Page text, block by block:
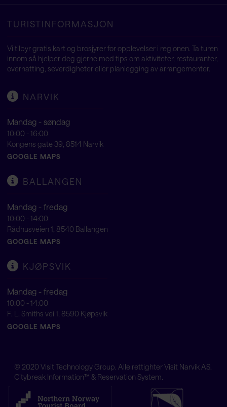
TURISTINFORMASJON
Vi tilbyr gratis kart og brosjyrer for opplevelser i regionen. Ta turen
innom så hjelper deg gjerne med tips om aktiviteter, restauranter,
overnatting, severdigheter eller planlegging av arrangementer.
NARVIK
Mandag - søndag
10:00 - 16:00
Kongens gate 39, 8514 Narvik
GOOGLE MAPS
BALLANGEN
Mandag - fredag
10:00 - 14:00
Rådhusveien 1, 8540 Ballangen
GOOGLE MAPS
KJØPSVIK
Mandag - fredag
10:00 - 14:00
F. L. Smiths vei 1, 8590 Kjøpsvik
GOOGLE MAPS
© 2020 Visit Technology Group . Alle rettighter Visit Narvik AS.
Citybreak Information™ & Reservation System.